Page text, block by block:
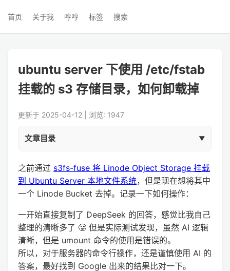
首页 关于我 哼哼 标签 搜索
ubuntu server 下使用 /etc/fstab
挂载的 s3 存储目录，如何卸载掉
更新于 2025-04-12 | 浏览: 1947
文章目录
之前通过 s3fs-fuse 将 Linode Object Storage 挂载
到 Ubuntu Server 本地文件系统，但是现在想将其中
一个 Linode Bucket 去掉。记录一下如何操作：
一开始直接复制了 DeepSeek 的回答，感觉比我自己
整理的清晰多了 🥲 但是实际测试发现，虽然 AI 逻辑
清晰，但是 umount 命令的使用是错误的。
所以，对于服务器的命令行操作，还是谨慎使用 AI 的
答案，最好找到 Google 出来的结果比对一下。